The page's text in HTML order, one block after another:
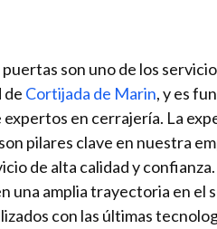
son uno de los
de Cortijada de Marin, y es
expertos en cerrajería. La
pilares clave en nuestra
de alta calidad y
una amplia trayectoria en el
con las últimas